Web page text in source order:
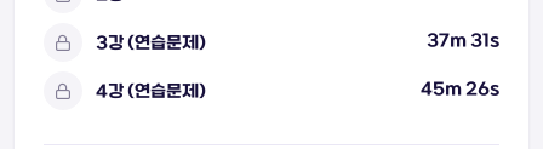
3강 (연습문제) 37m 31s
4강 (연습문제) 45m 26s